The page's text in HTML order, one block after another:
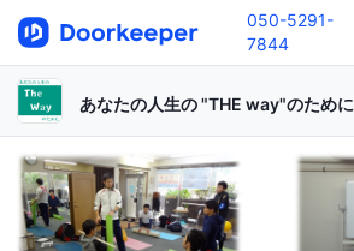
050-5291-
7844
あなたの人生の "THE way"のために